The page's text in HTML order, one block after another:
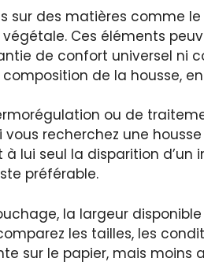
sur des matières comme
Ces éléments
de confort universel ni
de la housse,
ou de
recherchez une
lui seul la disparition d’un
préférable.
la largeur
les tailles, les
sur le papier, mais